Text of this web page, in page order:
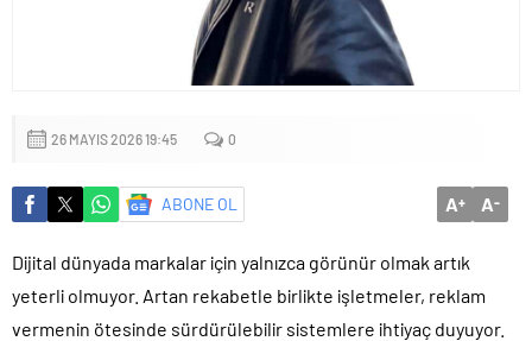
Sığacık’tan güçlü mesaj: “Deniz bizim, Sığacık hepimizin”
Maltepe’de çocuklar kitapların renkli dünyasında buluştu
26 MAYIS 2026 19:45 0
ABONE OL A+ A-
Dijital dünyada markalar için yalnızca görünür olmak artık
yeterli olmuyor. Artan rekabetle birlikte işletmeler, reklam
vermenin ötesinde sürdürülebilir sistemlere ihtiyaç duyuyor.